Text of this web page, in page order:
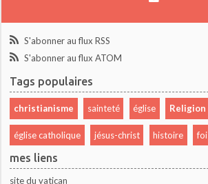
S'abonner au flux RSS
S'abonner au flux ATOM
Tags populaires
christianisme sainteté église Religion
église catholique jésus-christ histoire foi
mes liens
site du vatican